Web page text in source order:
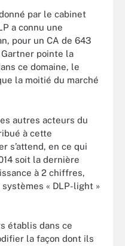
par le cabinet
a connu une
pour un CA de 643
pointe la
ce domaine, le
la moitié du marché
autres acteurs du
à cette
s’attend, en ce qui
soit la dernière
à 2 chiffres,
« DLP-light »
établis dans ce
la façon dont ils